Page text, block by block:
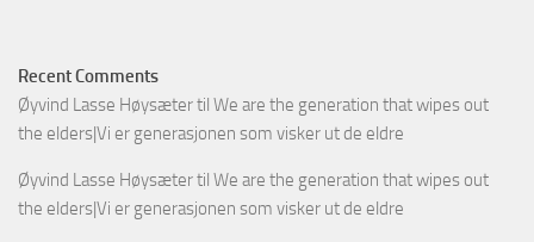
Recent Comments
Øyvind Lasse Høysætertil We are the generation that wipes out
the elders|Vi er generasjonen som visker ut de eldre
Øyvind Lasse Høysætertil We are the generation that wipes out
the elders|Vi er generasjonen som visker ut de eldre